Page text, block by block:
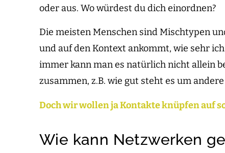
oder aus. Wo würdest du dich einordnen?
Die meisten Menschen sind Mischtypen
und auf den Kontext ankommt, wie sehr
immer kann man es natürlich nicht allein
zusammen, z.B. wie gut steht es um
Doch wir wollen ja Kontakte knüpfen auf
Wie kann Netzwerken